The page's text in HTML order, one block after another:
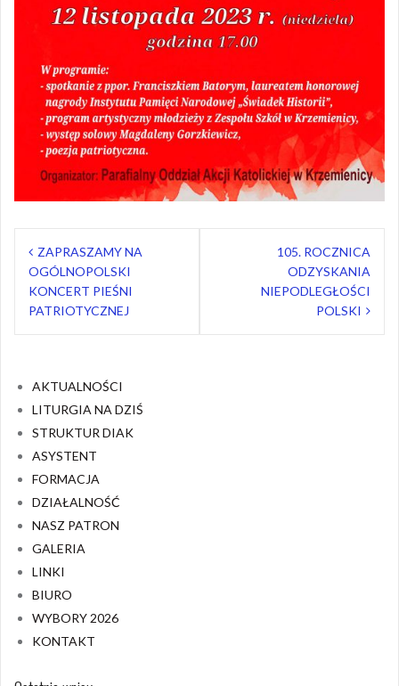
Nawigacja
wpisu
ZAPRASZAMY NA
OGÓLNOPOLSKI
KONCERT PIEŚNI
PATRIOTYCZNEJ
105. ROCZNICA
ODZYSKANIA
NIEPODLEGŁOŚCI
POLSKI
AKTUALNOŚCI
LITURGIA NA DZIŚ
STRUKTUR DIAK
ASYSTENT
FORMACJA
DZIAŁALNOŚĆ
NASZ PATRON
GALERIA
LINKI
BIURO
WYBORY 2026
KONTAKT